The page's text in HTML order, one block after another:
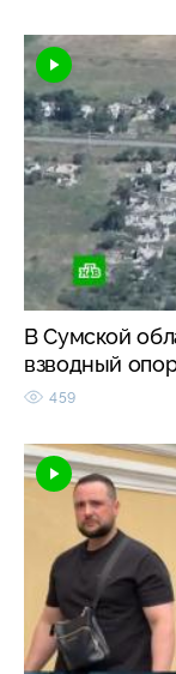
В Сумской
взводный
459